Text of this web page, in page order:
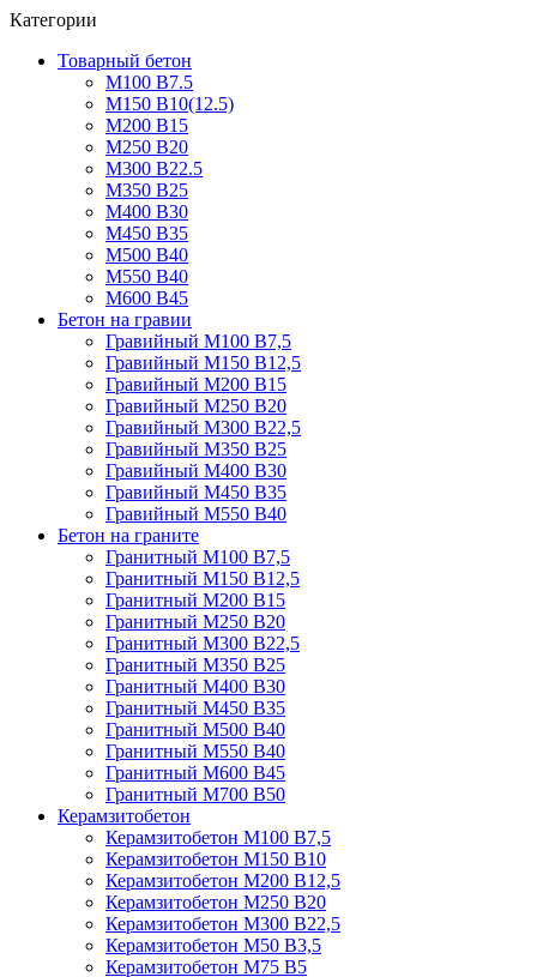
Категории
Товарный бетон
М100 В7.5
М150 В10(12.5)
М200 В15
М250 В20
М300 В22.5
М350 В25
М400 В30
М450 В35
М500 В40
М550 В40
М600 В45
Бетон на гравии
Гравийный М100 В7,5
Гравийный М150 В12,5
Гравийный М200 В15
Гравийный М250 В20
Гравийный М300 В22,5
Гравийный М350 В25
Гравийный М400 В30
Гравийный М450 В35
Гравийный М550 В40
Бетон на граните
Гранитный М100 В7,5
Гранитный М150 В12,5
Гранитный М200 В15
Гранитный М250 В20
Гранитный М300 В22,5
Гранитный М350 В25
Гранитный М400 В30
Гранитный М450 В35
Гранитный М500 В40
Гранитный М550 В40
Гранитный М600 В45
Гранитный М700 В50
Керамзитобетон
Керамзитобетон М100 В7,5
Керамзитобетон М150 В10
Керамзитобетон М200 В12,5
Керамзитобетон М250 В20
Керамзитобетон М300 В22,5
Керамзитобетон М50 В3,5
Керамзитобетон М75 В5